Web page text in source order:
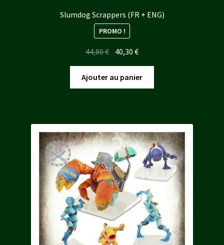
Slumdog Scrappers (FR + ENG)
PROMO !
44,80€ Le
initial
était :
40,30€Le
actuel
est :
Ajouter au panier